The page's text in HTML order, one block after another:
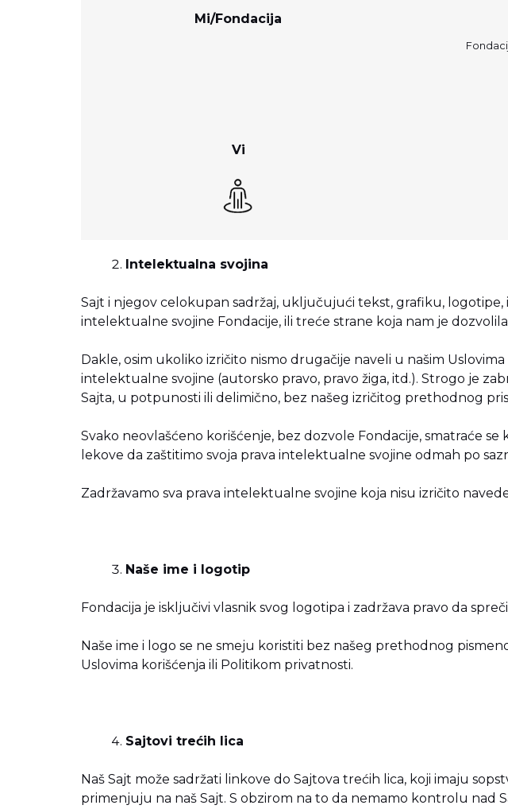
Mi/Fondacija
Vi
Intelektualna svojina
Sajt i njegov celokupan sadržaj, uključujući tekst, grafiku, logotipe,
intelektualne svojine Fondacije, ili treće strane koja nam je
Dakle, osim ukoliko izričito nismo drugačije naveli u našim
intelektualne svojine (autorsko pravo, pravo žiga, itd.). Strogo je
Sajta, u potpunosti ili delimično, bez našeg izričitog prethodnog
Svako neovlašćeno korišćenje, bez dozvole Fondacije, smatraće
lekove da zaštitimo svoja prava intelektualne svojine odmah po
Zadržavamo sva prava intelektualne svojine koja nisu izričito
Naše ime i logotip
Fondacija je isključivi vlasnik svog logotipa i zadržava pravo da
Naše ime i logo se ne smeju koristiti bez našeg prethodnog
Uslovima korišćenja ili Politikom privatnosti.
Sajtovi trećih lica
Naš Sajt može sadržati linkove do Sajtova trećih lica, koji imaju
primenjuju na naš Sajt. S obzirom na to da nemamo kontrolu nad